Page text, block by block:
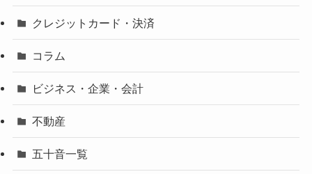
クレジットカード・決済
コラム
ビジネス・企業・会計
不動産
五十音一覧